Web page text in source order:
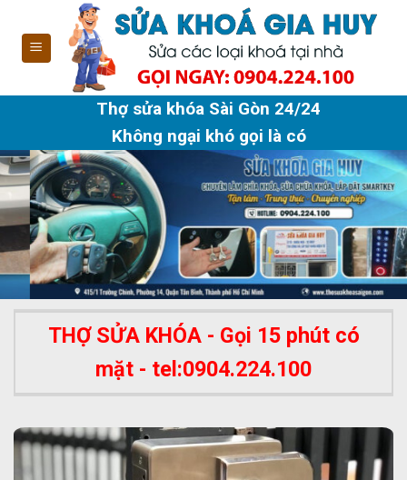
content
Thợ sửa khóa Sài Gòn 24/24
Không ngại khó gọi là có
THỢ SỬA KHÓA - Gọi 15 phút có
mặt - tel:0904.224.100